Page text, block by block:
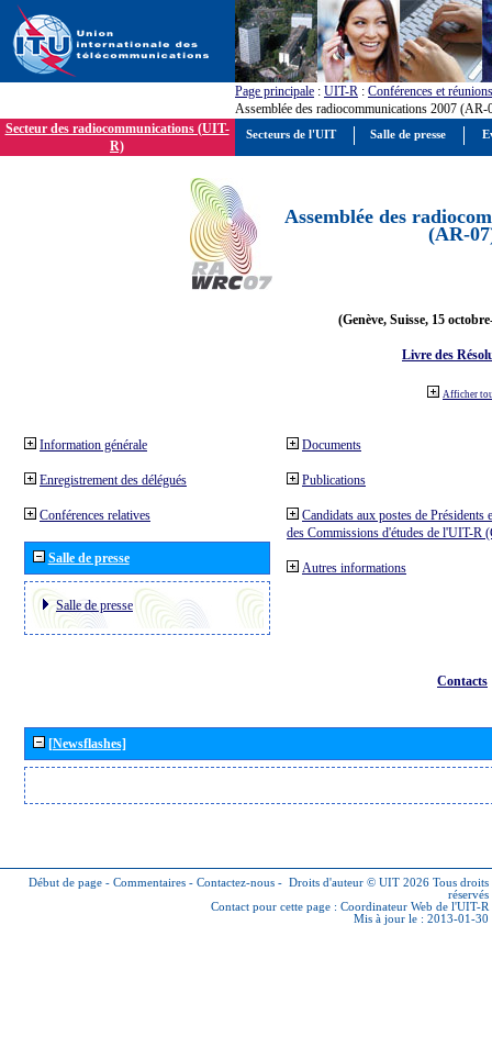
Page principale : UIT-R : Conférences et réunions
Assemblée des radiocommunications 2007 (AR-
Secteur des radiocommunications (UIT-
R)
Assemblée des
(AR-
(Genève, Suisse, 15
Livre des
Afficher
Information générale
Enregistrement des délégués
Conférences relatives
Salle de presse
Salle de presse
Documents
Publications
Candidats aux postes de Présidents
des Commissions d'études de l'UIT-R
Autres informations
Contacts
[Newsflashes]
Début de page - Commentaires - Contactez-nous - Droits d'auteur © UIT 2026 Tous droits
réservés
Contact pour cette page : Coordinateur Web de l'UIT-R
Mis à jour le : 2013-01-30
Secteurs de l'UIT Salle de presse